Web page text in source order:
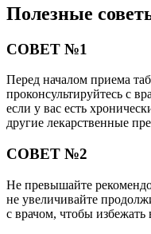
Полезные
СОВЕТ №1
Перед началом приема
проконсультируйтесь с
если у вас есть
другие лекарственные
СОВЕТ №2
Не превышайте
не увеличивайте
с врачом, чтобы